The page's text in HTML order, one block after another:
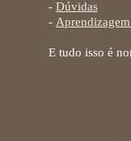
- Dúvidas
-
E tudo isso é